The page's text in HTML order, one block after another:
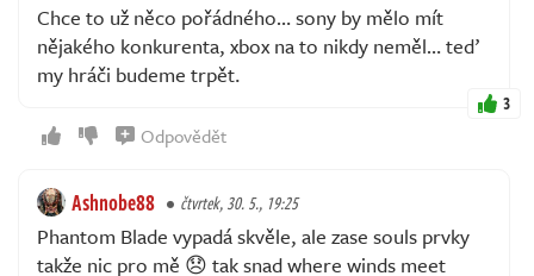
Chce to už něco pořádného… sony by mělo mít
nějakého konkurenta, xbox na to nikdy neměl… teď
my hráči budeme trpět.
3
Odpovědět
Ashnobe88 čtvrtek, 30. 5., 19:25
Phantom Blade vypadá skvěle, ale zase souls prvky
takže nic pro mě 😞 tak snad where winds meet